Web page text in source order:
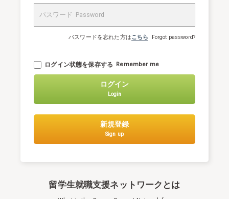
パスワードを忘れた方はこちら Forgot password?
ログイン状態を保存する Remember me
ログイン
Login
新規登録
Sign up
留学生就職支援ネットワークとは